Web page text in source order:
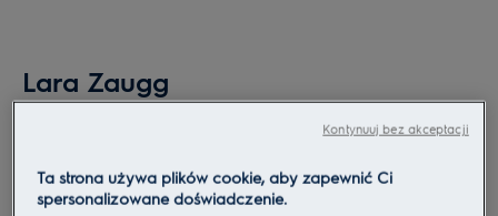
Lara Zaugg
eksperymentować w kuchni. Swoją pasją dzieli się na
popularnym blogu Vanillacrunnch. Jej przepisy są
Ta strona używa plików cookie, aby zapewnić Ci
spersonalizowane doświadczenie.
Kontynuuj bez akceptacji